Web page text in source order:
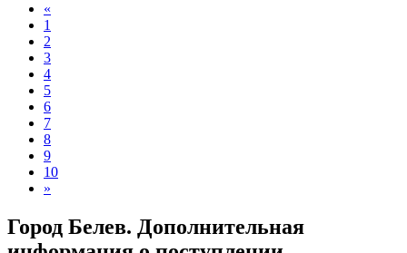
«
1
2
3
4
5
6
7
8
9
10
»
Город Белев. Дополнительная